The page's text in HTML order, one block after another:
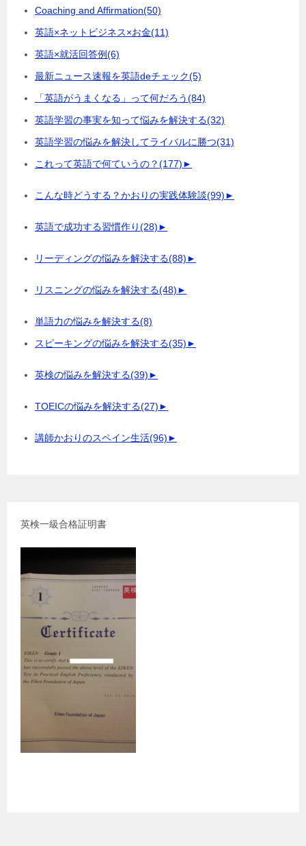
Coaching and Affirmation(50)
英語×ネットビジネス×お金(11)
英語×就活回答例(6)
最新ニュース速報を英語deチェック(5)
「英語がうまくなる」って何だろう(84)
英語学習の事実を知って悩みを解決する(32)
英語学習の悩みを解決してライバルに勝つ(31)
これって英語で何ていうの？(177)►
こんな時どうする？かおりの実践体験談(99)►
英語で成功する習慣作り(28)►
リーディングの悩みを解決する(88)►
リスニングの悩みを解決する(48)►
単語力の悩みを解決する(8)
スピーキングの悩みを解決する(35)►
英検の悩みを解決する(39)►
TOEICの悩みを解決する(27)►
講師かおりのスペイン生活(96)►
英検一級合格証明書